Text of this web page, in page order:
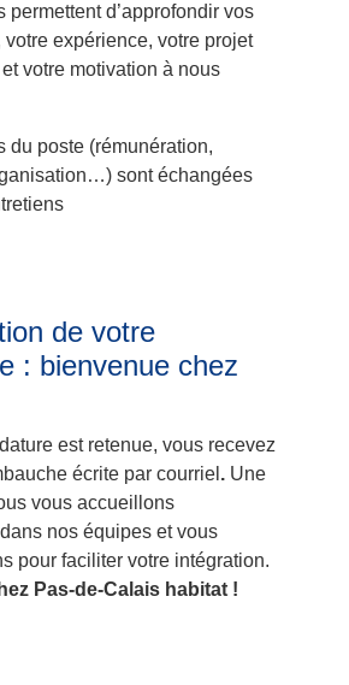
permettent d’approfondir vos
expérience, votre projet
votre motivation à nous
du poste (rémunération,
sont échangées
de votre
: bienvenue chez
est retenue, vous recevez
écrite par courriel . Une
vous accueillons
nos équipes et vous
pour faciliter votre intégration.
Pas-de-Calais habitat !